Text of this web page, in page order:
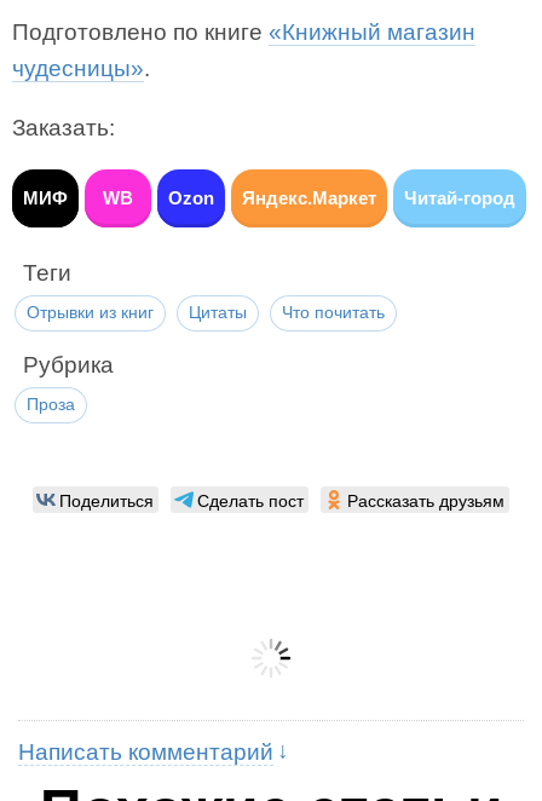
Подготовлено по книге «Книжный магазин
чудесницы».
Заказать:
МИФ WB Ozon Яндекс.Маркет Читай-город
Теги
Отрывки из книг Цитаты Что почитать
Рубрика
Проза
Поделиться Сделать пост Рассказать друзьям
Написать комментарий